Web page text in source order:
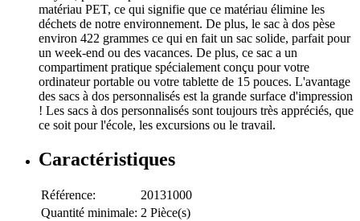
matériau PET, ce qui signifie que ce matériau élimine les
déchets de notre environnement. De plus, le sac à dos pèse
environ 422 grammes ce qui en fait un sac solide, parfait pour
un week-end ou des vacances. De plus, ce sac a un
compartiment pratique spécialement conçu pour votre
ordinateur portable ou votre tablette de 15 pouces. L'avantage
des sacs à dos personnalisés est la grande surface d'impression
! Les sacs à dos personnalisés sont toujours très appréciés, que
ce soit pour l'école, les excursions ou le travail.
Caractéristiques
Référence:
20131000
Quantité minimale: 2 Pièce(s)